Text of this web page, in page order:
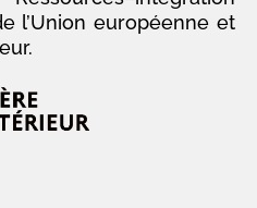
l’Union européenne et